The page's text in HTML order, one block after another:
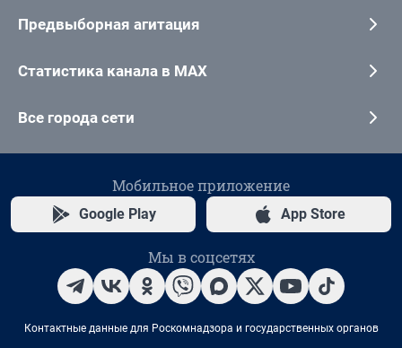
Предвыборная агитация
Статистика канала в MAX
Все города сети
Мобильное приложение
Google Play App Store
Мы в соцсетях
Контактные данные для Роскомнадзора и государственных органов